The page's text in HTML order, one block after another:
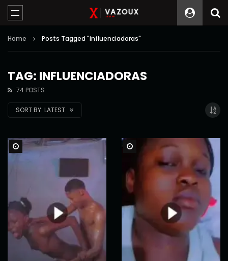
Home Posts Tagged "influenciadoras"
TAG: INFLUENCIADORAS
74 POSTS
SORT BY: LATEST
Watch Later Watch Later